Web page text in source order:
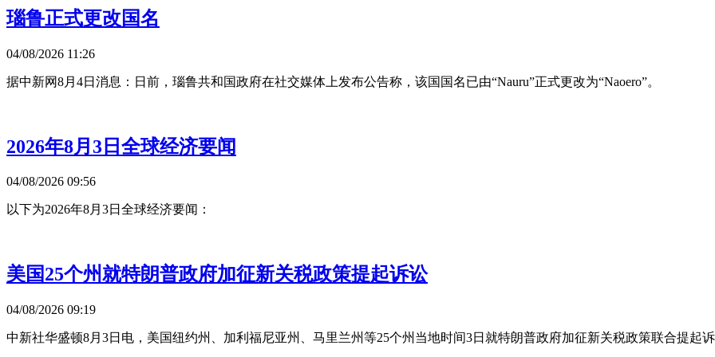
瑙鲁正式更改国名
04/08/2026 11:26
据中新网8月4日消息：日前，瑙鲁共和国政府在社交媒体上发布公告称，该国国名已由“Nauru”正式更改为“Naoero”。
2026年8月3日全球经济要闻
04/08/2026 09:56
以下为2026年8月3日全球经济要闻：
美国25个州就特朗普政府加征新关税政策提起诉讼
04/08/2026 09:19
中新社华盛顿8月3日电，美国纽约州、加利福尼亚州、马里兰州等25个州当地时间3日就特朗普政府加征新关税政策联合提起